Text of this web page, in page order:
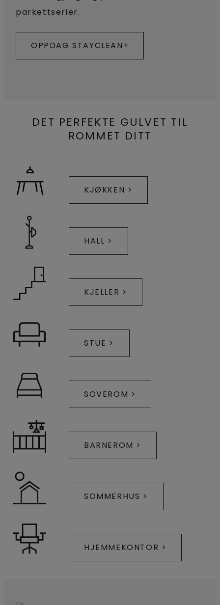
parkettserier.
OPPDAG STAYCLEAN+
DET PERFEKTE GULVET TIL
ROMMET DITT
KJØKKEN >
HALL >
KJELLER >
STUE >
SOVEROM >
BARNEROM >
SOMMERHUS >
HJEMMEKONTOR >